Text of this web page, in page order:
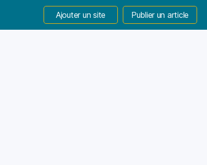
Ajouter un site Publier un article